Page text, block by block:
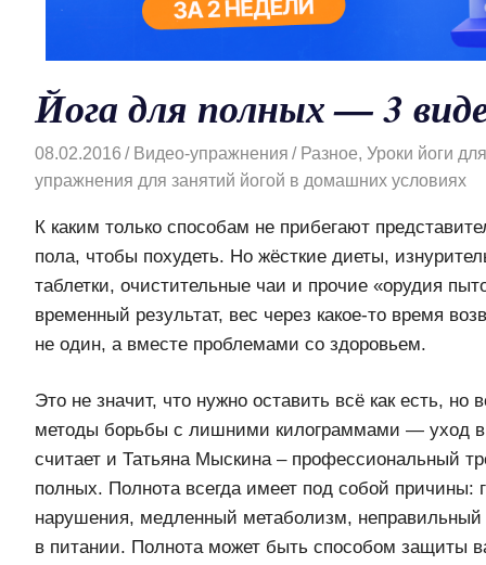
Йога для полных — 3
08.02.2016 Видео-упражнения Разное,Уроки йоги
упражнения для занятий йогой в домашних условиях
К каким только способам не прибегают
пола, чтобы похудеть. Но жёсткие диеты,
таблетки, очистительные чаи и прочие «орудия
временный результат, вес через какое-то время
не один, а вместе проблемами со здоровьем.
Это не значит, что нужно оставить всё как есть,
методы борьбы с лишними килограммами — уход в
считает и Татьяна Мыскина – профессиональный
полных. Полнота всегда имеет под собой причины:
нарушения, медленный метаболизм, неправильный
в питании. Полнота может быть способом защиты